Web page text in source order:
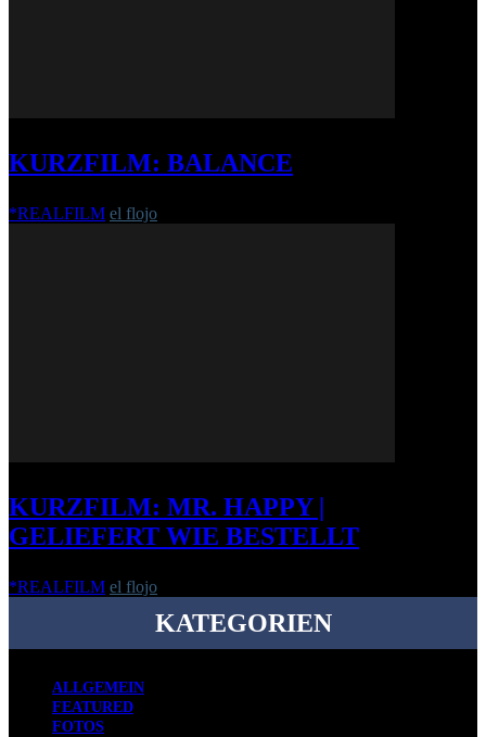
KURZFILM: BALANCE
*REALFILM el flojo
KURZFILM: MR. HAPPY |
GELIEFERT WIE BESTELLT
*REALFILM el flojo
KATEGORIEN
ALLGEMEIN
FEATURED
FOTOS